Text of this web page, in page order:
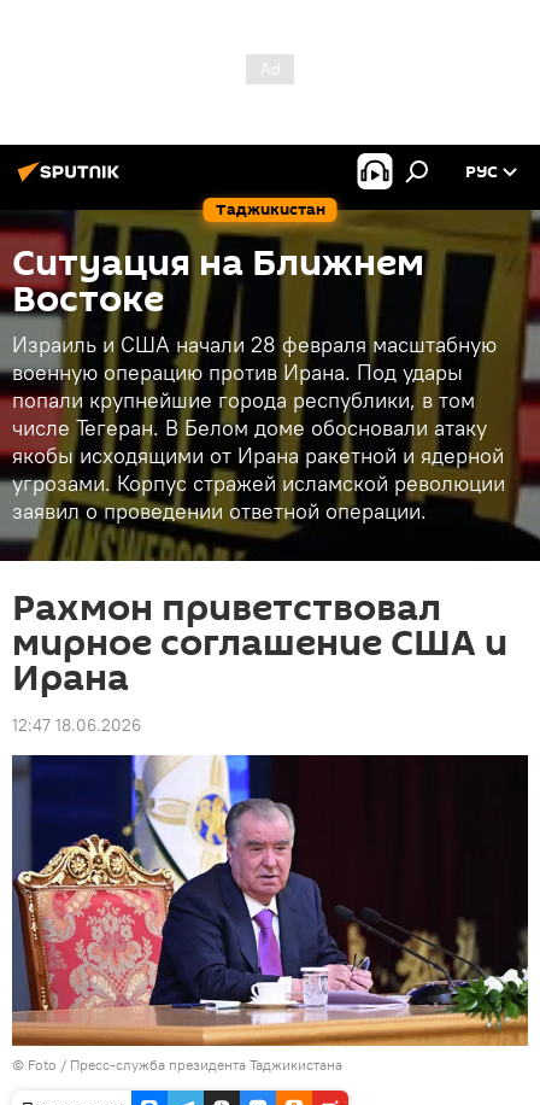
Таджикистан
РУС
Ситуация на Ближнем
Востоке
Израиль и США начали 28 февраля масштабную
военную операцию против Ирана. Под удары
попали крупнейшие города республики, в том
числе Тегеран. В Белом доме обосновали атаку
якобы исходящими от Ирана ракетной и ядерной
угрозами. Корпус стражей исламской революции
заявил о проведении ответной операции.
Рахмон приветствовал
мирное соглашение США и
Ирана
12:47 18.06.2026
© Foto / Пресс-служба президента Таджикистана